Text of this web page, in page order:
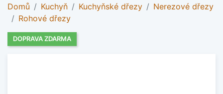
Domů Kuchyň Kuchyňské dřezy
Nerezové dřezy
Rohové dřezy
DOPRAVA ZDARMA